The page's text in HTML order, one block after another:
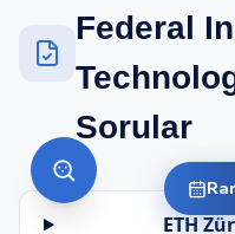
Federal
Sorular
ETH